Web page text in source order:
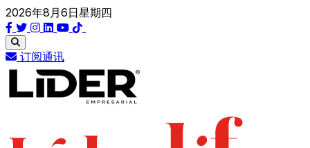
2026年8月6日星期四
订阅通讯